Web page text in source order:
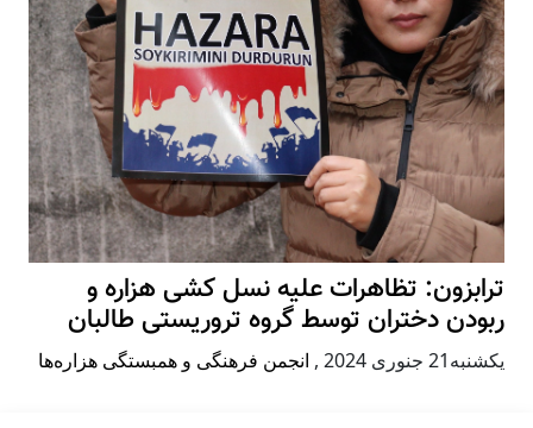
ترابزون: تظاهرات علیه نسل کشی هزاره و
ربودن دختران توسط گروه تروریستی طالبان
يكشنبه21 جنوری 2024 , انجمن فرهنگی و همبستگی هزاره‌ها